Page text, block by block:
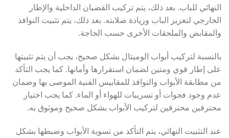
النهائي للباب. بعد ذلك، يتم تركيب القضبان الداخلية والإطار
الخارجي لتعزيز الباب وزيادة صلابته. بعد ذلك، يتم تثبيت النوافذ
والمقابض والملحقات الأخرى حسب الحاجة.
بالنسبة لتركيب أبواب الوميتال بشكل صحيح، يجب أن يتم تثبيتها
على إطار قوي ومتين لضمان استقرارها وأمانها. كما يجب التأكد
من مطابقة الأبواب والنوافذ للمقاييس الفنية الموصى بها وضمان
عدم وجود فجوات أو تسريبات للهواء أو الماء. كما يجب اختيار
محترفين محترفين لتركيب الأبواب بشكل صحيح وموثوق به.
عند التثبيت النهائي، يتم التأكد من تسوية الأبواب وضبطها بشكل